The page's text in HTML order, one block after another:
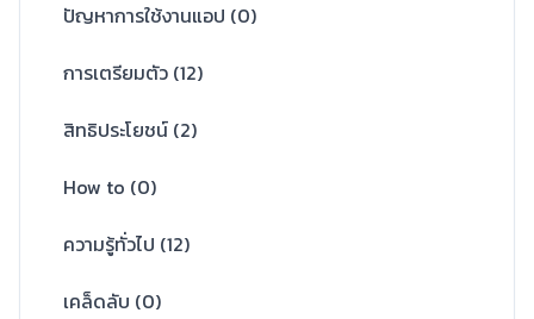
ปัญหาการใช้งานแอป (0)
การเตรียมตัว (12)
สิทธิประโยชน์ (2)
How to (0)
ความรู้ทั่วไป (12)
เคล็ดลับ (0)